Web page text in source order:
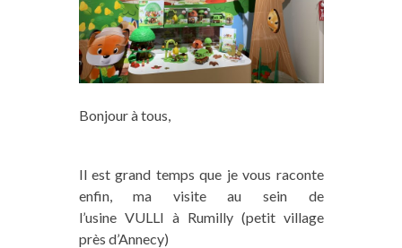
Bonjour à tous,
Il est grand temps que je vous raconte
enfin, ma visite au sein de
l’usine VULLI à Rumilly (petit village
près d’Annecy)